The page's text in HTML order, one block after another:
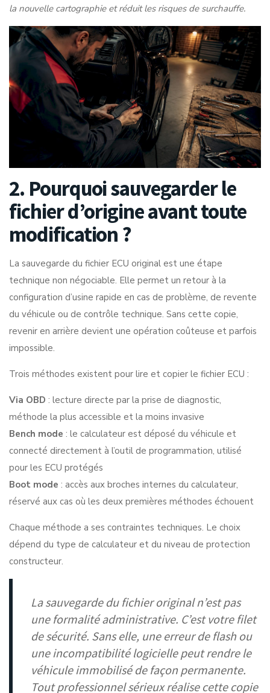
la nouvelle cartographie et réduit les risques de surchauffe.
2. Pourquoi sauvegarder le
fichier d’origine avant toute
modification ?
La sauvegarde du fichier ECU original est une étape
technique non négociable. Elle permet un retour à la
configuration d’usine rapide en cas de problème, de revente
du véhicule ou de contrôle technique. Sans cette copie,
revenir en arrière devient une opération coûteuse et parfois
impossible.
Trois méthodes existent pour lire et copier le fichier ECU :
Via OBD : lecture directe par la prise de diagnostic,
méthode la plus accessible et la moins invasive
Bench mode : le calculateur est déposé du véhicule et
connecté directement à l’outil de programmation, utilisé
pour les ECU protégés
Boot mode : accès aux broches internes du calculateur,
réservé aux cas où les deux premières méthodes échouent
Chaque méthode a ses contraintes techniques. Le choix
dépend du type de calculateur et du niveau de protection
constructeur.
La sauvegarde du fichier original n’est pas
une formalité administrative. C’est votre filet
de sécurité. Sans elle, une erreur de flash ou
une incompatibilité logicielle peut rendre le
véhicule immobilisé de façon permanente.
Tout professionnel sérieux réalise cette copie